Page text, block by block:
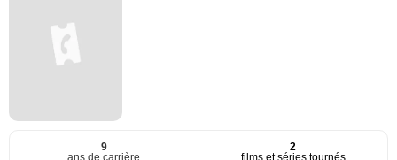
9
ans de carrière
2
films et séries tournés